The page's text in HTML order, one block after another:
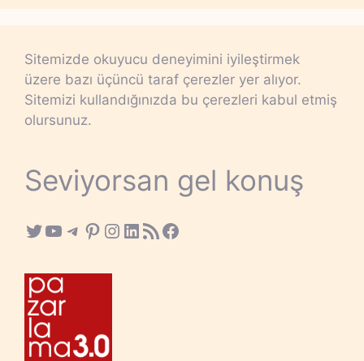
Sitemizde okuyucu deneyimini iyileştirmek
üzere bazı üçüncü taraf çerezler yer alıyor.
Sitemizi kullandığınızda bu çerezleri kabul etmiş
olursunuz.
Seviyorsan gel konuş
Twitter
YouTube
Telegram
Pinterest
Instagram
LinkedIn
RSS FeedFacebook